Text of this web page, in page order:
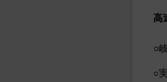
高
○
○